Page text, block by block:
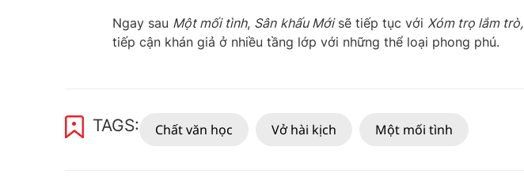
Ngay sau Một mối tình, Sân khấu Mớisẽ tiếp tục vớiXóm trọ lắm trò,
tiếp cận khán giả ở nhiều tầng lớp với những thể loại phong phú.
TAGS: Chất văn học Vở hài kịch Một mối tình